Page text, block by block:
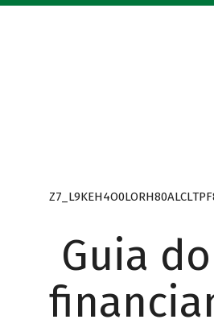
Guia do